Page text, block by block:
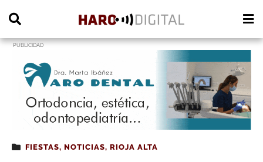
PUBLICIDAD
FIESTAS, NOTICIAS, RIOJA ALTA